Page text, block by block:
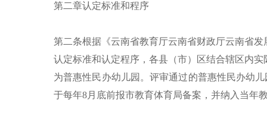
第二章认定标准和程序
第二条根据《云南省教育厅云南省财政厅云南省
认定标准和认定程序，各县（市）区结合辖区内
为普惠性民办幼儿园。评审通过的普惠性民办幼
于每年8月底前报市教育体育局备案，并纳入当年